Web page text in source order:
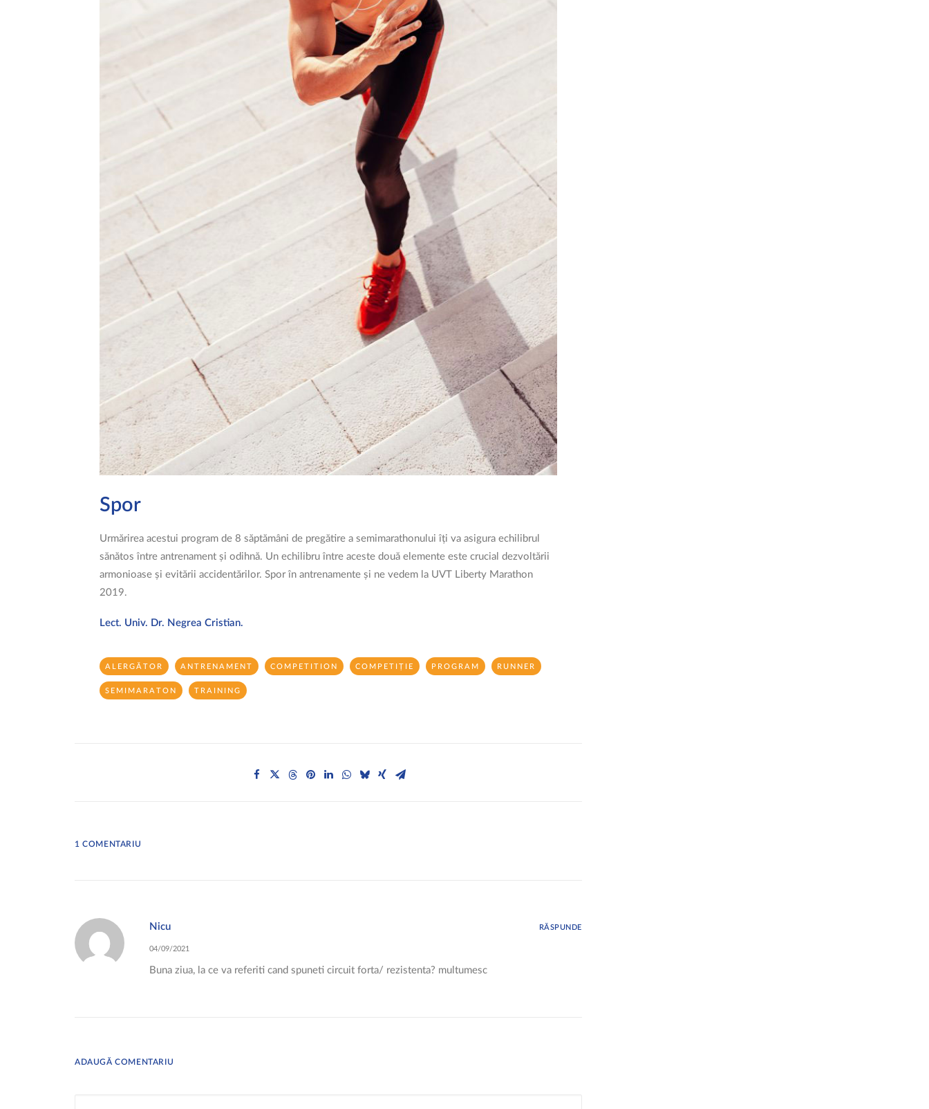
Spor
Urmărirea acestui program de 8 săptămâni de pregătire a semimarathonului îți va asigura echilibrul
sănătos între antrenament și odihnă. Un echilibru între aceste două elemente este crucial dezvoltării
armonioase și evitării accidentărilor. Spor în antrenamente și ne vedem la UVT Liberty Marathon
2019.
Lect. Univ. Dr. Negrea Cristian.
ALERGĂTOR ANTRENAMENT COMPETITION COMPETIȚIE PROGRAM RUNNER
SEMIMARATON TRAINING
1 COMENTARIU
Nicu
04/09/2021
Buna ziua, la ce va referiti cand spuneti circuit forta/ rezistenta? multumesc
RĂSPUNDE
ADAUGĂ COMENTARIU